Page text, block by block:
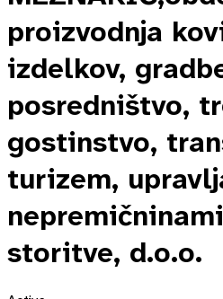
proizvodnja
izdelkov,
posredništvo,
gostinstvo,
turizem,
storitve, d.o.o.